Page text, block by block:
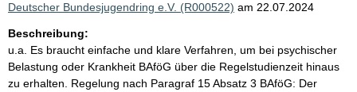
Deutscher Bundesjugendring e.V. (R000522) am 22.07.2024
Beschreibung:
u.a. Es braucht einfache und klare Verfahren, um bei psychischer
Belastung oder Krankheit BAföG über die Regelstudienzeit hinaus
zu erhalten. Regelung nach Paragraf 15 Absatz 3 BAföG: Der